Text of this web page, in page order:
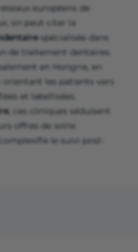
européens de
on peut citer la
spécialisée dans
de traitement dentaires.
en Hongrie, en
orientant les patients vers
et labellisées.
, ces cliniques séduisent
offres de soins
le suivi post-